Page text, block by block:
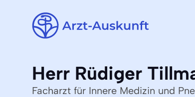
Herr Rüdiger
Facharzt für Innere Medizin und